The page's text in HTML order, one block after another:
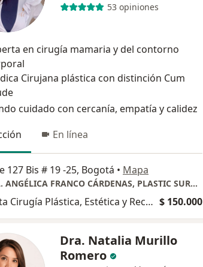
53 opiniones
en cirugía mamaria y del contorno
Cirujana plástica con distinción Cum
cuidado con cercanía, empatía y calidez
En línea
127 Bis # 19 -25, Bogotá • Mapa
DRA. ANGÉLICA FRANCO CÁRDENAS, PLASTIC SURGERY - CIRUGÍA PLÁSTICA ESTÉTICA Y RECONSTRUCTIVA
Visita Cirugía Plástica, Estética y Reconstructiva $ 150.000
Dra. Natalia Murillo
Romero